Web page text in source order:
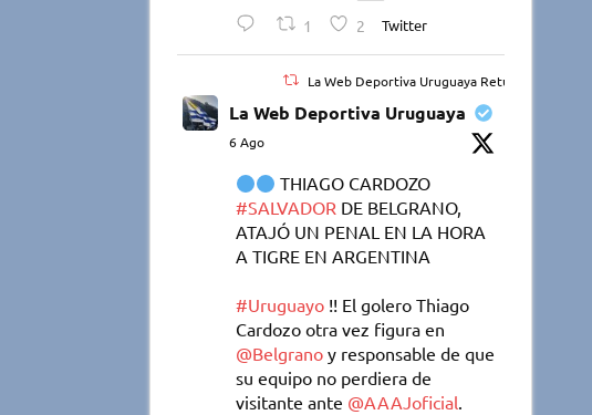
1 2 Twitter
La Web Deportiva Uruguaya Retuiteado
La Web Deportiva Uruguaya
6 Ago
THIAGO CARDOZO
#SALVADOR DE BELGRANO,
ATAJÓ UN PENAL EN LA HORA
A TIGRE EN ARGENTINA
#Uruguayo !! El golero Thiago
Cardozo otra vez figura en
@Belgrano y responsable de que
su equipo no perdiera de
visitante ante @AAAJoficial.